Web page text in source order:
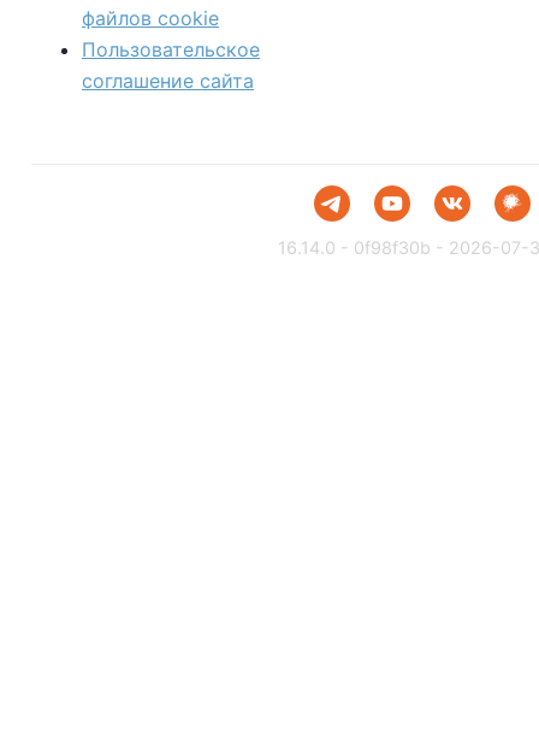
файлов сookie
Пользовательское
соглашение сайта
16.14.0 - 0f98f30b - 2026-07-